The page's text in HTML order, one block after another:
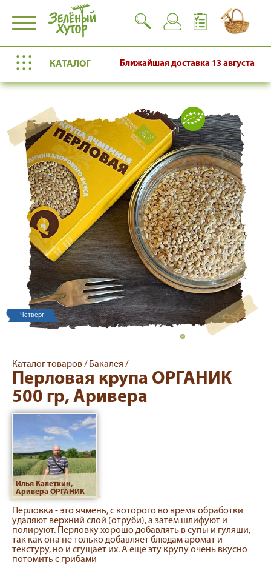
КАТАЛОГ Ближайшая доставка 13 августа
Четверг
Каталог товаров / Бакалея /
Перловая крупа ОРГАНИК
500 гр, Аривера
Илья Калеткин,
Аривера ОРГАНИК
Перловка - это ячмень, с которого во время обработки
удаляют верхний слой (отруби), а затем шлифуют и
полируют. Перловку хорошо добавлять в супы и гуляши,
так как она не только добавляет блюдам аромат и
текстуру, но и сгущает их. А еще эту крупу очень вкусно
потомить с грибами